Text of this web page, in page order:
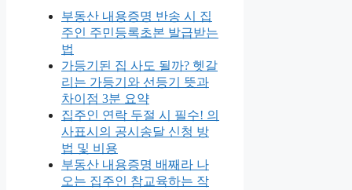
부동산 내용증명 반송 시 집
주인 주민등록초본 발급받는
법
가등기된 집 사도 될까? 헷갈
리는 가등기와 선등기 뜻과
차이점 3분 요약
집주인 연락 두절 시 필수! 의
사표시의 공시송달 신청 방
법 및 비용
부동산 내용증명 배째라 나
오는 집주인 참교육하는 작